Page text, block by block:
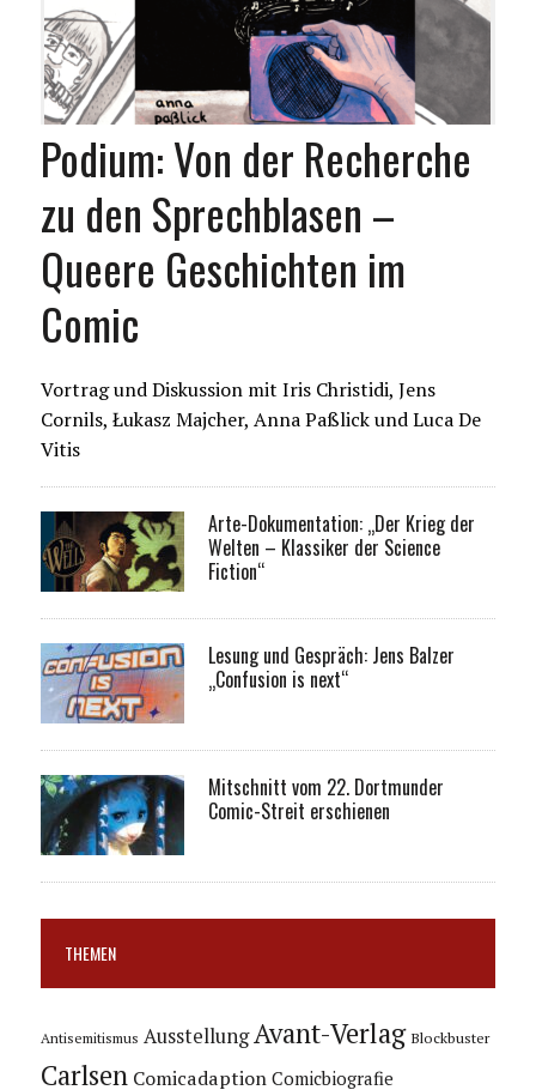
Podium: Von der Recherche
zu den Sprechblasen –
Queere Geschichten im
Comic
Vortrag und Diskussion mit Iris Christidi, Jens
Cornils, Łukasz Majcher, Anna Paßlick und Luca De
Vitis
Arte-Dokumentation: „Der Krieg der
Welten – Klassiker der Science
Fiction“
Lesung und Gespräch: Jens Balzer
„Confusion is next“
Mitschnitt vom 22. Dortmunder
Comic-Streit erschienen
THEMEN
Antisemitismus Ausstellung Avant-Verlag Blockbuster
Carlsen Comicadaption Comicbiografie